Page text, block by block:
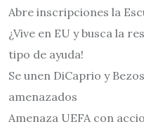
Abre inscripciones la
¿Vive en EU y busca la
tipo de ayuda!
Se unen DiCaprio y
amenazados
Amenaza UEFA con